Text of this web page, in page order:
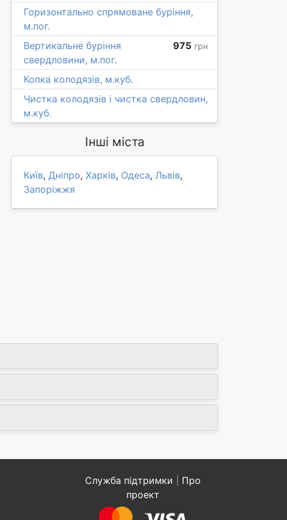
Горизонтально спрямоване буріння,
м.пог.
Вертикальне буріння
свердловини, м.пог.
975 грн
Копка колодязів, м.куб.
Чистка колодязів і чистка свердловин,
м.куб.
Інші міста
Київ, Дніпро, Харків, Одеса, Львів,
Запоріжжя
Служба підтримки
Про
проект